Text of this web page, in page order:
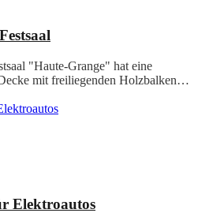
"Haute-Grange" hat eine
mit freiliegenden Holzbalken…
Elektroautos